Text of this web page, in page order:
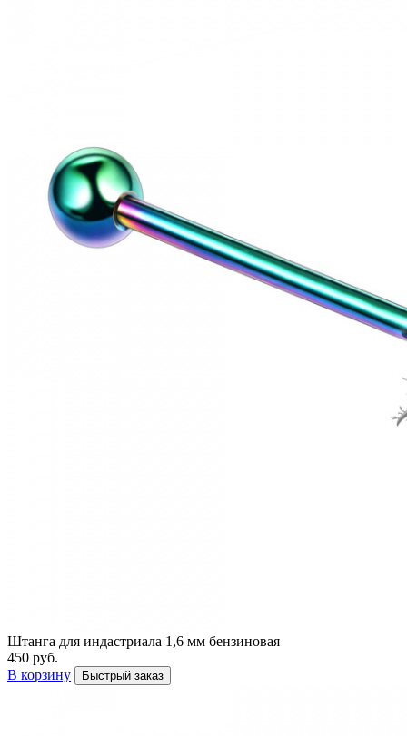
Штанга для индастриала 1,6 мм бензиновая
450 руб.
В корзину
Быстрый заказ